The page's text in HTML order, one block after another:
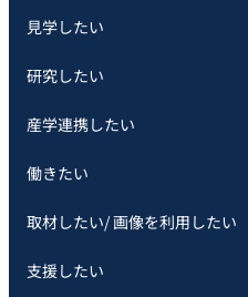
見学したい
研究したい
産学連携したい
働きたい
取材したい/ 画像を利用したい
支援したい